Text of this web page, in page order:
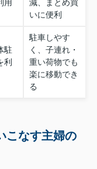
用
減、まとめ買
いに便利
駐
利
駐車しやす
く、子連れ・
重い荷物でも
楽に移動でき
る
こなす主婦の